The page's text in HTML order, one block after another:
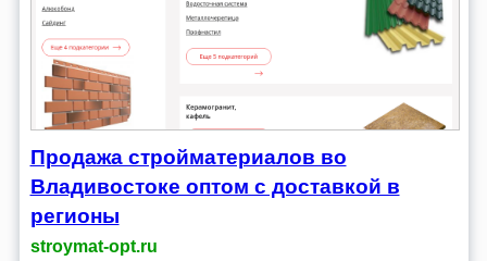
Продажа стройматериалов во
Владивостоке оптом с доставкой в
регионы
stroymat-opt.ru